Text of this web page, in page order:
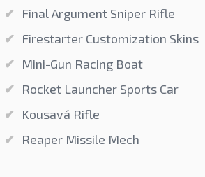
Final Argument Sniper Rifle
Firestarter Customization Skins
Mini-Gun Racing Boat
Rocket Launcher Sports Car
Kousavá Rifle
Reaper Missile Mech